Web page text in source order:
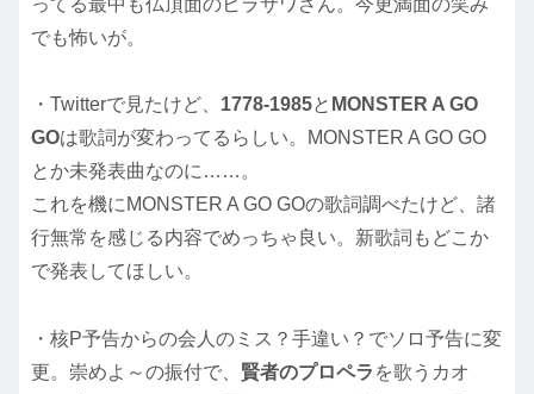
でも怖いが。
・Twitterで見たけど、 1778-1985と MONSTER A GO
GOは歌詞が変わってるらしい。MONSTER A GO GO
とか未発表曲なのに……。
これを機にMONSTER A GO GOの歌詞調べたけど、諸
行無常を感じる内容でめっちゃ良い。新歌詞もどこか
で発表してほしい。
・核P予告からの会人のミス？手違い？でソロ予告に変
更。崇めよ～の振付で、 賢者のプロペラ を歌うカオ